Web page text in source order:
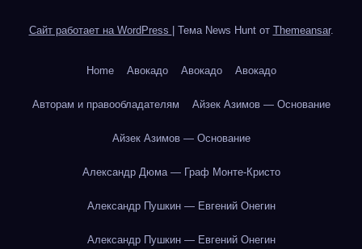
Сайт работает на WordPress Тема News Hunt от Themeansar.
Home Авокадо Авокадо Авокадо
Авторам и правообладателям Айзек Азимов — Основание
Айзек Азимов — Основание
Александр Дюма — Граф Монте-Кристо
Александр Пушкин — Евгений Онегин
Александр Пушкин — Евгений Онегин